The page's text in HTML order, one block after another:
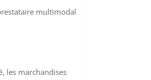
multimodal
les marchandises